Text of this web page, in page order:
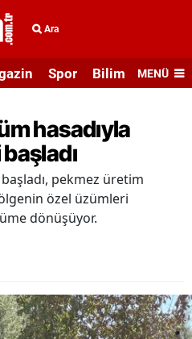
Ara
Spor Bilim veMENÜ
hasadıyla
pekmez üretim
özel üzümleri
dönüşüyor.